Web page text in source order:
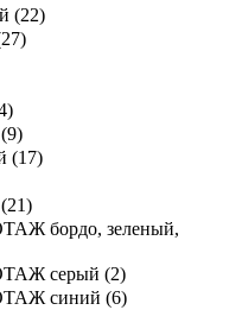
(22)
27)
)
9)
(17)
21)
бордо, зеленый,
серый (2)
синий (6)